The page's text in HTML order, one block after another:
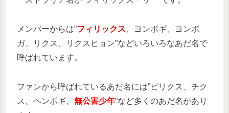
メンバーからは”フィリックス 、ヨンボギ、ヨンボ
ガ、リクス、リクスヒョン”などいろいろなあだ名で
呼ばれています。
ファンから呼ばれているあだ名には”ピリクス、チク
ス、ヘンボギ、 無公害少年”など多くのあだ名があり